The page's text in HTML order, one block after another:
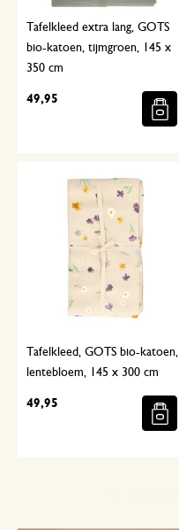
Tafelkleed extra lang, GOTS
bio-katoen, tijmgroen, 145 x
350 cm
49,95
Tafelkleed, GOTS bio-katoen,
lentebloem, 145 x 300 cm
49,95